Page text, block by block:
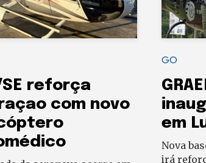
SE reforça
com novo
GO
em
Nova
irá